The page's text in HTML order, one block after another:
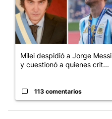
Milei despidió a Jorge Messi
y cuestionó a quienes crit...
113 comentarios